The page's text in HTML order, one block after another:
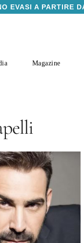
EVASI A PARTIRE
Magazine